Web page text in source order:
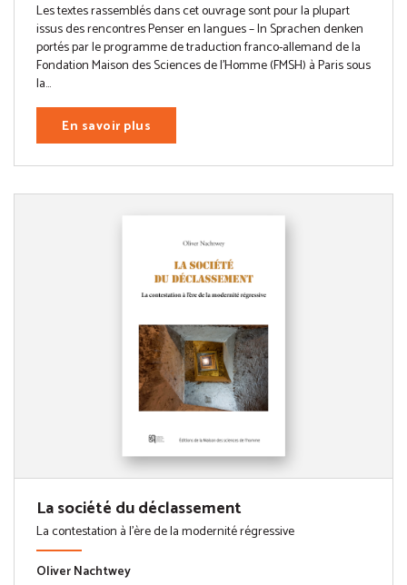
Les textes rassemblés dans cet ouvrage sont pour la plupart
issus des rencontres Penser en langues – In Sprachen denken
portés par le programme de traduction franco-allemand de la
Fondation Maison des Sciences de l’Homme (FMSH) à Paris sous
la...
En savoir plus
La société du déclassement
La contestation à l'ère de la modernité régressive
Oliver Nachtwey